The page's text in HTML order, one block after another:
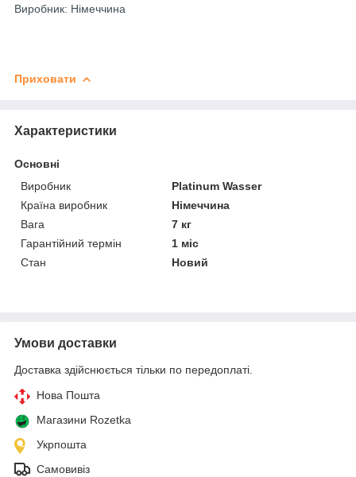
Виробник: Німеччина
Приховати
Характеристики
Основні
Виробник
Platinum Wasser
Країна виробник
Німеччина
Вага
7 кг
Гарантійний термін
1 міс
Стан
Новий
Умови доставки
Доставка здійснюється тільки по передоплаті.
Нова Пошта
Магазини Rozetka
Укрпошта
Самовивіз